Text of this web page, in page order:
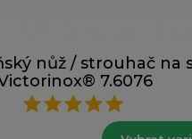
nůž / strouhač na
7.6076